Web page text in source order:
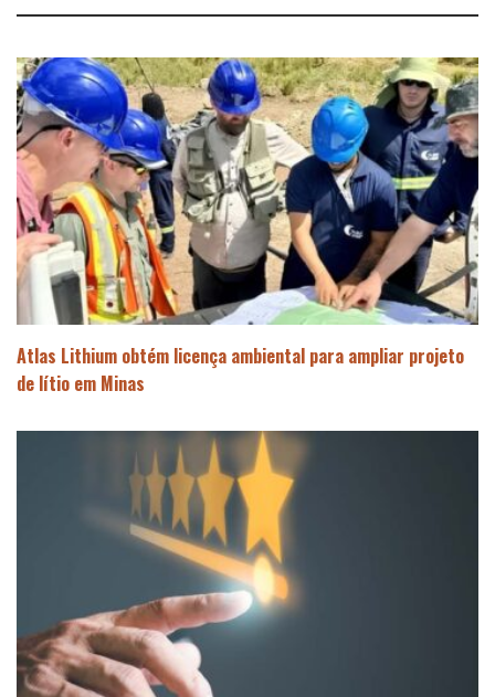
Atlas Lithium obtém licença ambiental para ampliar projeto
de lítio em Minas